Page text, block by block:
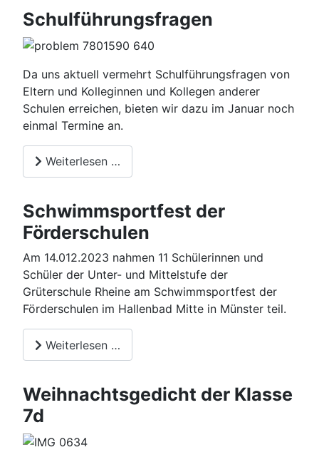
Schulführungsfragen
Da uns aktuell vermehrt Schulführungsfragen von
Eltern und Kolleginnen und Kollegen anderer
Schulen erreichen, bieten wir dazu im Januar noch
einmal Termine an.
Weiterlesen …
Schwimmsportfest der
Förderschulen
Am 14.012.2023 nahmen 11 Schülerinnen und
Schüler der Unter- und Mittelstufe der
Grüterschule Rheine am Schwimmsportfest der
Förderschulen im Hallenbad Mitte in Münster teil.
Weiterlesen …
Weihnachtsgedicht der Klasse
7d